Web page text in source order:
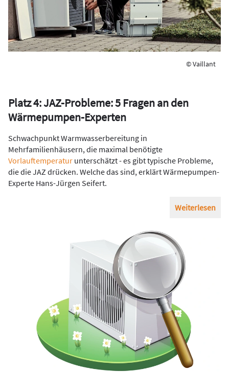
© Vaillant
Platz 4: JAZ-Probleme: 5 Fragen an den
Wärmepumpen-Experten
Schwachpunkt Warmwasserbereitung in
Mehrfamilienhäusern, die maximal benötigte
Vorlauftemperatur unterschätzt - es gibt typische Probleme,
die die JAZ drücken. Welche das sind, erklärt Wärmepumpen-
Experte Hans-Jürgen Seifert.
Weiterlesen